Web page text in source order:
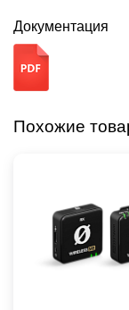
Документация
Похожие